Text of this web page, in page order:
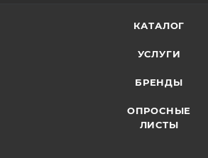
КАТАЛОГ
УСЛУГИ
БРЕНДЫ
ОПРОСНЫЕ
ЛИСТЫ